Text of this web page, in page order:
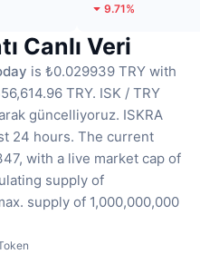
9.71%
Canlı Veri
is ₺0.029939 TRY with
TRY. ISK / TRY
güncelliyoruz. ISKRA
24 hours. The current
with a live market cap of
supply of
supply of 1,000,000,000